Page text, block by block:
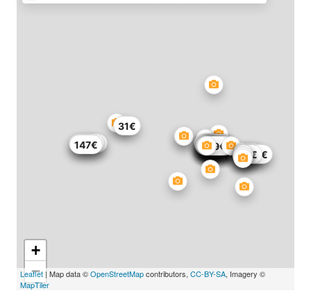
137€
31€
199€
137€
151€
67€
59€
265€
285€
137€
1136€
91€
182€
277€
575€
151€
331€
577€
147€
147€
132€ 156€
47€
340€
47€
92€
82€
96€
55€
49€
+
−
Leaflet | Map data ©OpenStreetMapcontributors, CC-BY-SA, Imagery ©
MapTiler